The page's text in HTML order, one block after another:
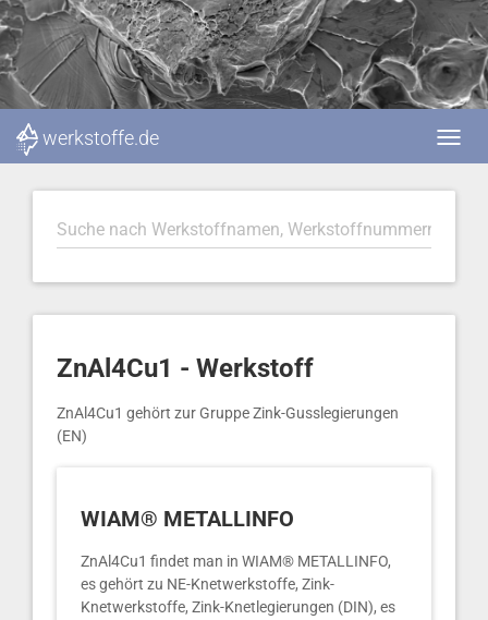
werkstoffe.de
ZnAl4Cu1 - Werkstoff
ZnAl4Cu1 gehört zur Gruppe Zink-Gusslegierungen
(EN)
WIAM® METALLINFO
ZnAl4Cu1 findet man in WIAM® METALLINFO,
es gehört zu NE-Knetwerkstoffe, Zink-
Knetwerkstoffe, Zink-Knetlegierungen (DIN), es